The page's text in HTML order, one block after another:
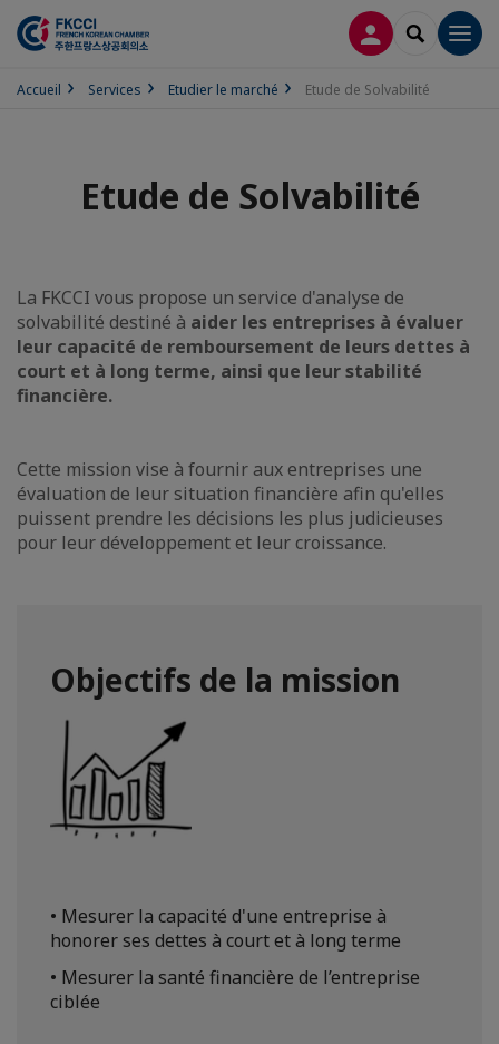
CONNEXION
Accueil Services Etudier le marché Etude de Solvabilité
Etude de Solvabilité
La FKCCI vous propose un service d'analyse de
solvabilité destiné à aider les entreprises à évaluer
leur capacité de remboursement de leurs dettes à
court et à long terme, ainsi que leur stabilité
financière.
Cette mission vise à fournir aux entreprises une
évaluation de leur situation financière afin qu'elles
puissent prendre les décisions les plus judicieuses
pour leur développement et leur croissance.
Objectifs de la mission
• Mesurer la capacité d'une entreprise à
honorer ses dettes à court et à long terme
• Mesurer la santé financière de l’entreprise
ciblée